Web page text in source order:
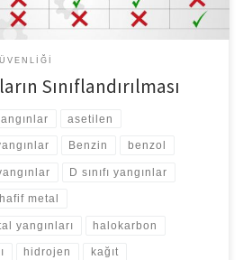
Sınıflandırılması
asetilen
Benzin benzol
D sınıfı yangınlar
hafif metal
yangınları halokarbon
hidrojen kağıt